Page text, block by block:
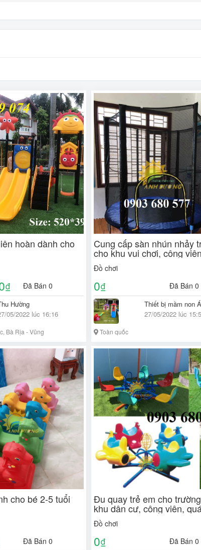
hoàn dành cho
₫ Đã Bán 0
Hường
05/2022 lúc 16:16
Bà Rịa - Vũng
Cung cấp sàn nhún nhảy
cho khu vui chơi, công
resort, trường mầm non
Đồ chơi
0₫ Đã Bán 0
Thiết bị mầm non
27/05/2022 lúc
Toàn quốc
cho bé 2-5 tuổi
Đã Bán 0
Đu quay trẻ em cho
khu dân cư, công viên,
coffee
Đồ chơi
0₫ Đã Bán 0